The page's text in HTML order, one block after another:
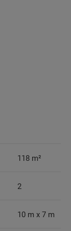
118 m²
2
10 m x 7 m